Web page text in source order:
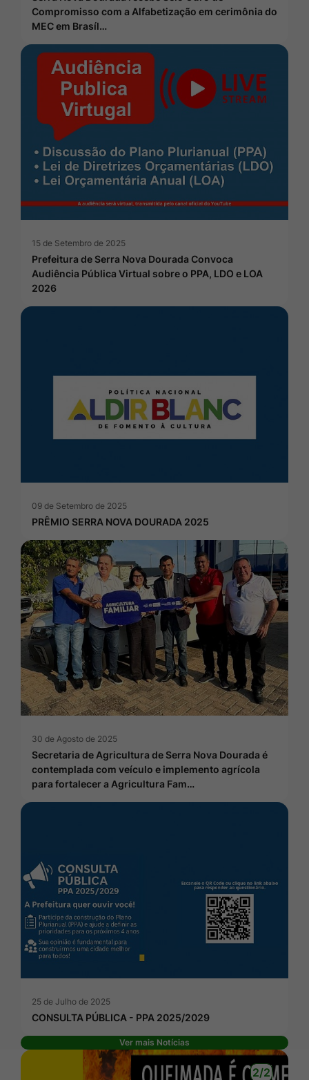
Compromisso com a Alfabetização em cerimônia do
MEC em Brasíl…
15 de Setembro de 2025
Prefeitura de Serra Nova Dourada Convoca
Audiência Pública Virtual sobre o PPA, LDO e LOA
2026
09 de Setembro de 2025
PRÊMIO SERRA NOVA DOURADA 2025
30 de Agosto de 2025
Secretaria de Agricultura de Serra Nova Dourada é
contemplada com veículo e implemento agrícola
para fortalecer a Agricultura Fam…
25 de Julho de 2025
CONSULTA PÚBLICA - PPA 2025/2029
Ver mais Notícias
Banner Publicidade
2/2